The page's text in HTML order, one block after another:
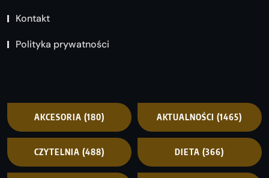
Kontakt
Polityka prywatności
AKCESORIA (180) AKTUALNOŚCI (1465)
CZYTELNIA (488) DIETA (366)